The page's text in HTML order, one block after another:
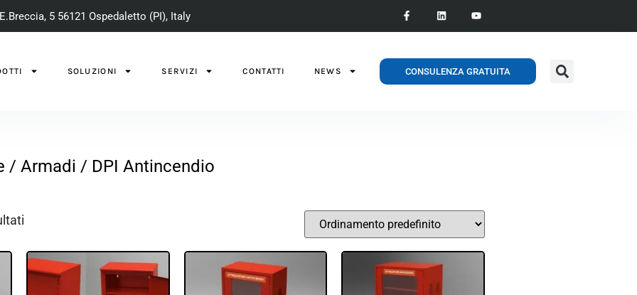
5 56121 Ospedaletto (PI), Italy
SOLUZIONI SERVIZI CONTATTI NEWS CONSULENZA GRATUITA
/ Armadi / DPI Antincendio